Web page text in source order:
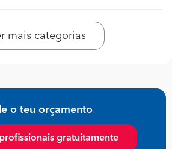
mais categorias
o teu orçamento
gratuitamente